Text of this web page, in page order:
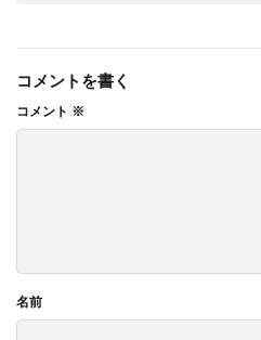
コメントを書く
コメント ※
名前